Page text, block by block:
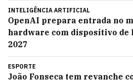
INTELIGÊNCIA ARTIFICIAL
OpenAI prepara entrada no
hardware com dispositivo
2027
ESPORTE
João Fonseca tem revanche